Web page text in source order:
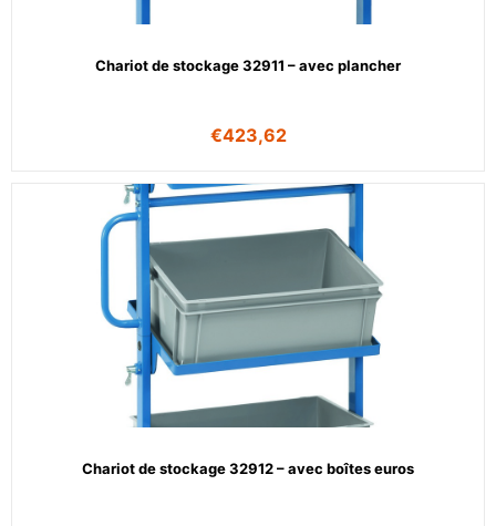
Chariot de stockage 32911 – avec plancher
€423,62
Chariot de stockage 32912 – avec boîtes euros